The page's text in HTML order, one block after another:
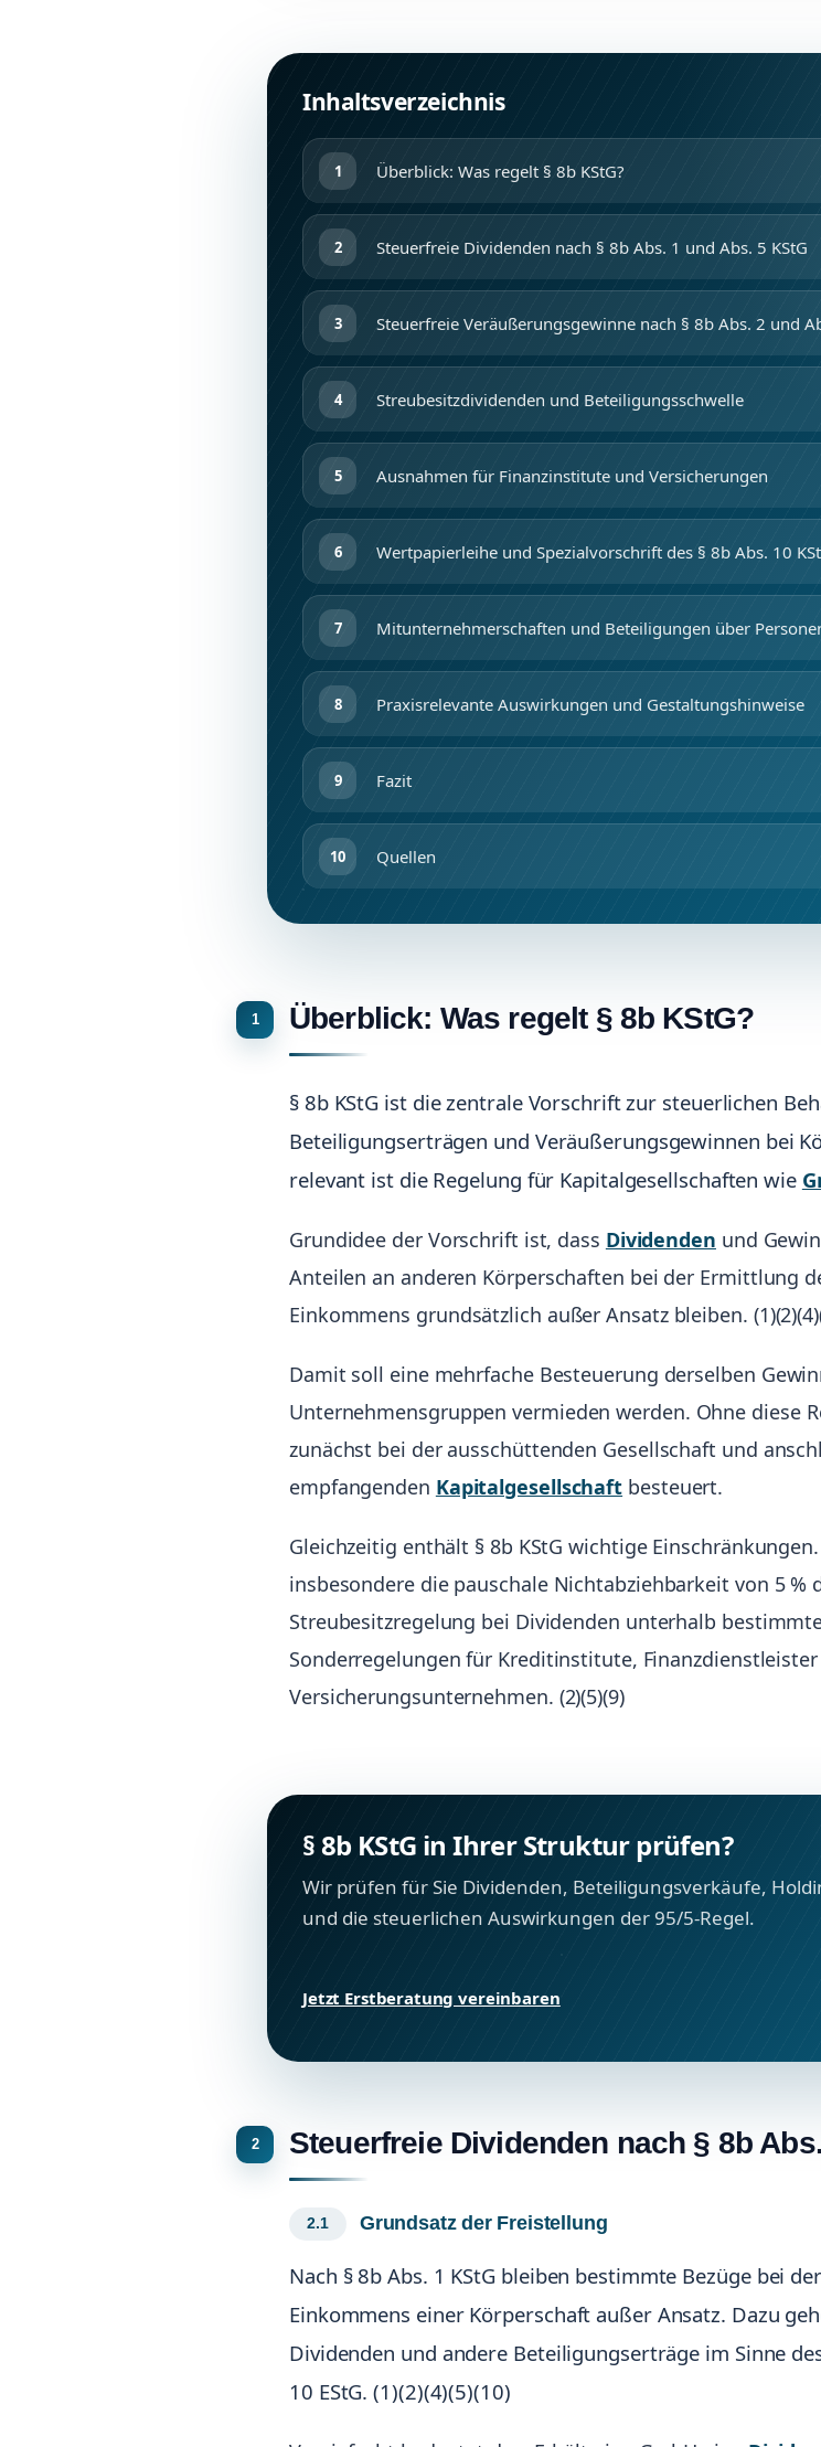
Inhaltsverzeichnis
Überblick: Was regelt § 8b KStG?
Steuerfreie Dividenden nach § 8b Abs. 1 und Abs. 5 KStG
Steuerfreie Veräußerungsgewinne nach § 8b Abs. 2 und
Streubesitzdividenden und Beteiligungsschwelle
Ausnahmen für Finanzinstitute und Versicherungen
Wertpapierleihe und Spezialvorschrift des § 8b Abs. 10
Mitunternehmerschaften und Beteiligungen über
Praxisrelevante Auswirkungen und Gestaltungshinweise
Fazit
Quellen
Überblick: Was regelt § 8b KStG?
§ 8b KStG ist die zentrale Vorschrift zur steuerlichen
Beteiligungserträgen und Veräußerungsgewinnen bei
relevant ist die Regelung für Kapitalgesellschaften wie
Grundidee der Vorschrift ist, dass Dividenden und
Anteilen an anderen Körperschaften bei der Ermittlung
Einkommens grundsätzlich außer Ansatz bleiben.
Damit soll eine mehrfache Besteuerung derselben
Unternehmensgruppen vermieden werden. Ohne diese
zunächst bei der ausschüttenden Gesellschaft und
empfangenden Kapitalgesellschaft besteuert.
Gleichzeitig enthält § 8b KStG wichtige
insbesondere die pauschale Nichtabziehbarkeit von 5 %
Streubesitzregelung bei Dividenden unterhalb
Sonderregelungen für Kreditinstitute,
Versicherungsunternehmen. (2)(5)(9)
§ 8b KStG in Ihrer Struktur prüfen?
Wir prüfen für Sie Dividenden, Beteiligungsverkäufe,
und die steuerlichen Auswirkungen der 95/5-Regel.
Jetzt Erstberatung vereinbaren
Steuerfreie Dividenden nach § 8b
Grundsatz der Freistellung
Nach § 8b Abs. 1 KStG bleiben bestimmte Bezüge bei
Einkommens einer Körperschaft außer Ansatz. Dazu
Dividenden und andere Beteiligungserträge im Sinne
10 EStG. (1)(2)(4)(5)(10)